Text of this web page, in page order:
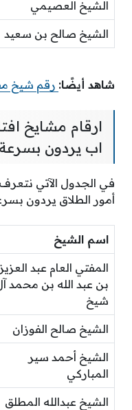
الشيخ العصيمي
الشيخ صالح بن سعيد
شاهد أيضًا: رقم شيخ
ارقام مشايخ
اب يردون بسرعة
في الجدول الآتي
أمور الطلاق يردون
اسم الشيخ
المفتي العام عبد العزيز
بن عبد الله بن محمد
شيخ
الشيخ صالح الفوزان
الشيخ أحمد سير
المباركي
الشيخ عبدالله المطلق